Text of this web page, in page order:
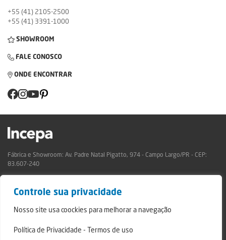
Controle sua privacidade
Nosso site usa coockies para melhorar a navegação
Política de Privacidade - Termos de uso
+55 (41) 2105-2500
+55 (41) 3391-1000
SHOWROOM
FALE CONOSCO
ONDE ENCONTRAR
Fábrica e Showroom: Av. Padre Natal Pigatto, 974 - Campo Largo/PR - CEP:
83.607-240
Relatório de Transparência São Mateus do Sul
© 2024 - Incepa Revestimentos Cerâmicos, todos os direitos reservados.